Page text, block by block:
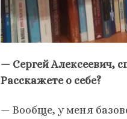
— Сергей Алексеевич,
Расскажете о себе?
— Вообще, у меня